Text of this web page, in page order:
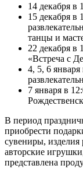
14 декабря в
15 декабря в
танцы и
22 декабря в
«Встреча с
4, 5, 6
7 января в
В период
приобрести
сувениры,
авторские
представлена